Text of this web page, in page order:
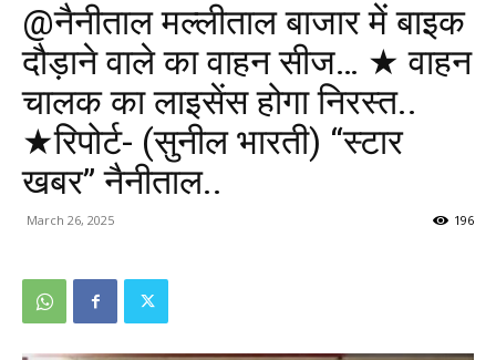
@नैनीताल मल्लीताल बाजार में बाइक
दौड़ाने वाले का वाहन सीज… ★ वाहन
चालक का लाइसेंस होगा निरस्त..
★रिपोर्ट- (सुनील भारती) “स्टार
खबर” नैनीताल..
March 26, 2025 196